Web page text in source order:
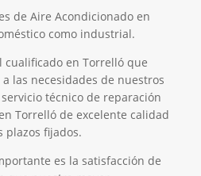
de Aire Acondicionado en
como industrial.
cualificado en Torrelló que
las necesidades de nuestros
técnico de reparación
Torrelló de excelente calidad
plazos fijados.
es la satisfacción de